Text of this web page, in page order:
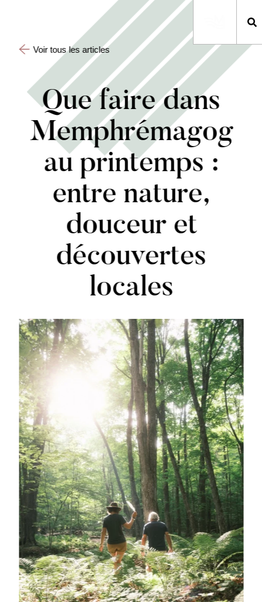
Voir tous les articles
Que faire dans
Memphrémagog
au printemps :
entre nature,
douceur et
découvertes
locales